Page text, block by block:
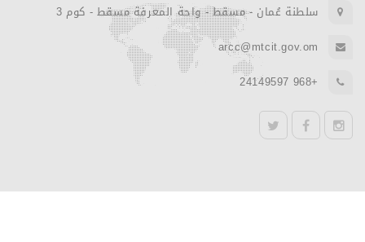
سلطنة عُمان - مسقط - واحة المعرفة مسقط - كوم 3
arcc@mtcit.gov.om
+968 24149597